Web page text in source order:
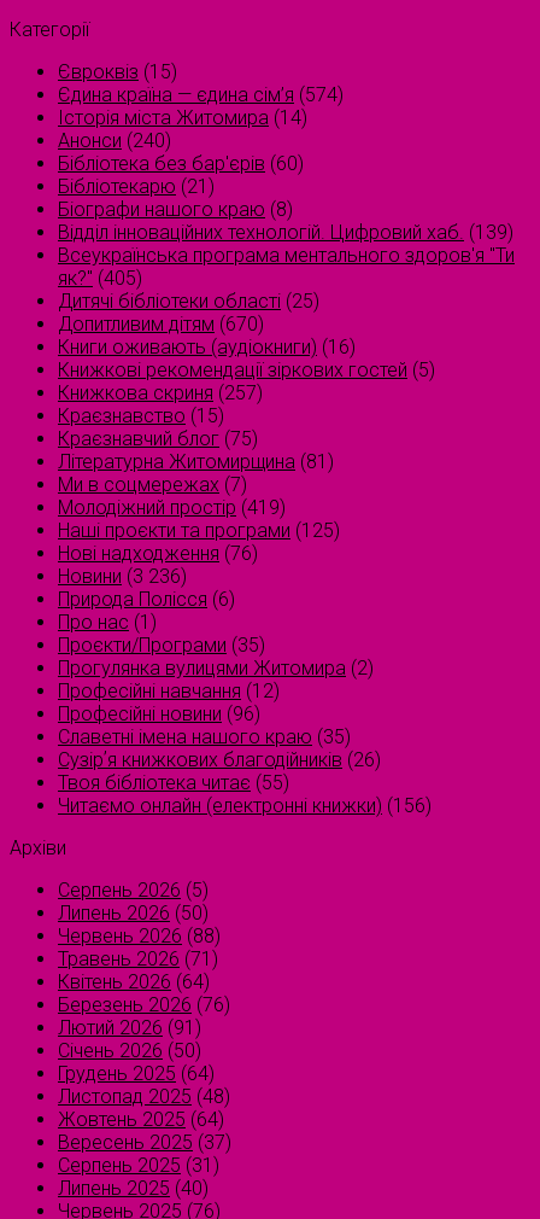
Категорії
Євроквіз (15)
Єдина країна — єдина сім’я (574)
Історія міста Житомира (14)
Анонси (240)
Бібліотека без бар'єрів (60)
Бібліотекарю (21)
Біографи нашого краю (8)
Відділ інноваційних технологій. Цифровий хаб. (139)
Всеукраїнська програма ментального здоров'я "Ти
як?" (405)
Дитячі бібліотеки області (25)
Допитливим дітям (670)
Книги оживають (аудіокниги) (16)
Книжкові рекомендації зіркових гостей (5)
Книжкова скриня (257)
Краєзнавство (15)
Краєзнавчий блог (75)
Літературна Житомирщина (81)
Ми в соцмережах (7)
Молодіжний простір (419)
Наші проєкти та програми (125)
Нові надходження (76)
Новини (3 236)
Природа Полісся (6)
Про нас (1)
Проєкти/Програми (35)
Прогулянка вулицями Житомира (2)
Професійні навчання (12)
Професійні новини (96)
Славетні імена нашого краю (35)
Сузірʼя книжкових благодійників (26)
Твоя бібліотека читає (55)
Читаємо онлайн (електронні книжки) (156)
Архіви
Серпень 2026 (5)
Липень 2026 (50)
Червень 2026 (88)
Травень 2026 (71)
Квітень 2026 (64)
Березень 2026 (76)
Лютий 2026 (91)
Січень 2026 (50)
Грудень 2025 (64)
Листопад 2025 (48)
Жовтень 2025 (64)
Вересень 2025 (37)
Серпень 2025 (31)
Липень 2025 (40)
Червень 2025 (76)